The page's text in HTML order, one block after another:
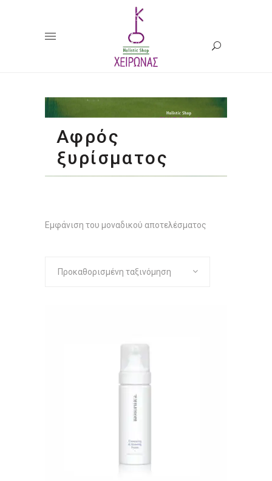
Αφρός
ξυρίσματος
Εμφάνιση του μοναδικού αποτελέσματος
Προκαθορισμένη ταξινόμηση